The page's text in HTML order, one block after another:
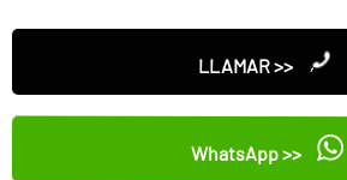
LLAMAR >>
WhatsApp >>